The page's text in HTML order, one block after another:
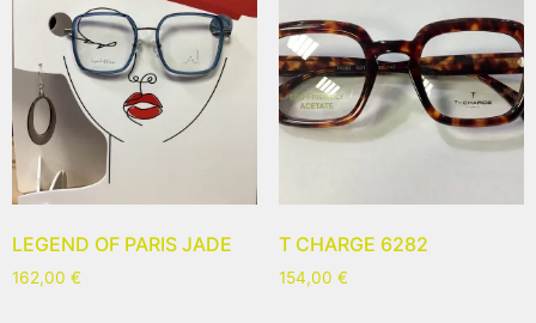
LEGEND OF PARIS JADE
162,00 €
T CHARGE 6282
154,00 €